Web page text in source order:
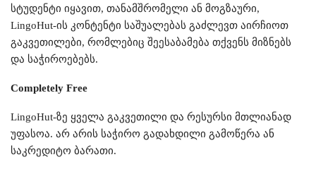
სტუდენტი იყავით, თანამშრომელი ან მოგზაური,
LingoHut-ის კონტენტი საშუალებას გაძლევთ აირჩიოთ
გაკვეთილები, რომლებიც შეესაბამება თქვენს მიზნებს
და საჭიროებებს.
Completely Free
LingoHut-ზე ყველა გაკვეთილი და რესურსი მთლიანად
უფასოა. არ არის საჭირო გადახდილი გამოწერა ან
საკრედიტო ბარათი.